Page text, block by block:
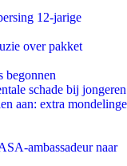
12-jarige
over pakket
begonnen
schade bij jongeren
aan: extra mondelinge
ambassadeur naar